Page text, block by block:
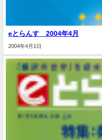
eとらんす 2004年4月
2004年4月1日